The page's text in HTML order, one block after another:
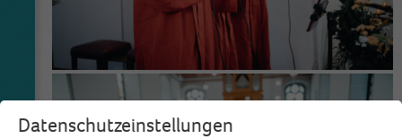
Datenschutzeinstellungen